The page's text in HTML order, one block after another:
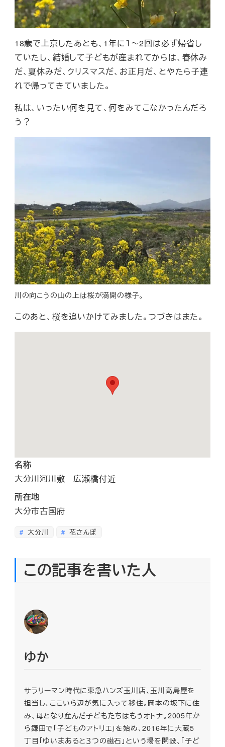
18歳で上京したあとも、1年に１～2回は必ず帰省し
ていたし、結婚して子どもが産まれてからは、春休み
だ、夏休みだ、クリスマスだ、お正月だ、とやたら子連
れで帰ってきていました。
私は、いったい何を見て、何をみてこなかったんだろ
う？
川の向こうの山の上は桜が満開の様子。
このあと、桜を追いかけてみました。つづきはまた。
名称
大分川河川敷 広瀬橋付近
所在地
大分市古国府
大分川 花さんぽ
この記事を書いた人
ゆか
サラリーマン時代に東急ハンズ玉川店、玉川高島屋を
担当し、ここいら辺が気に入って移住。岡本の坂下に住
み、母となり産んだ子どもたちはもうオトナ。2005年か
ら鎌田で「子どものアトリエ」を始め、2016年に大蔵5
丁目「ゆいまあると３つの磁石」という場を開設、「子ど